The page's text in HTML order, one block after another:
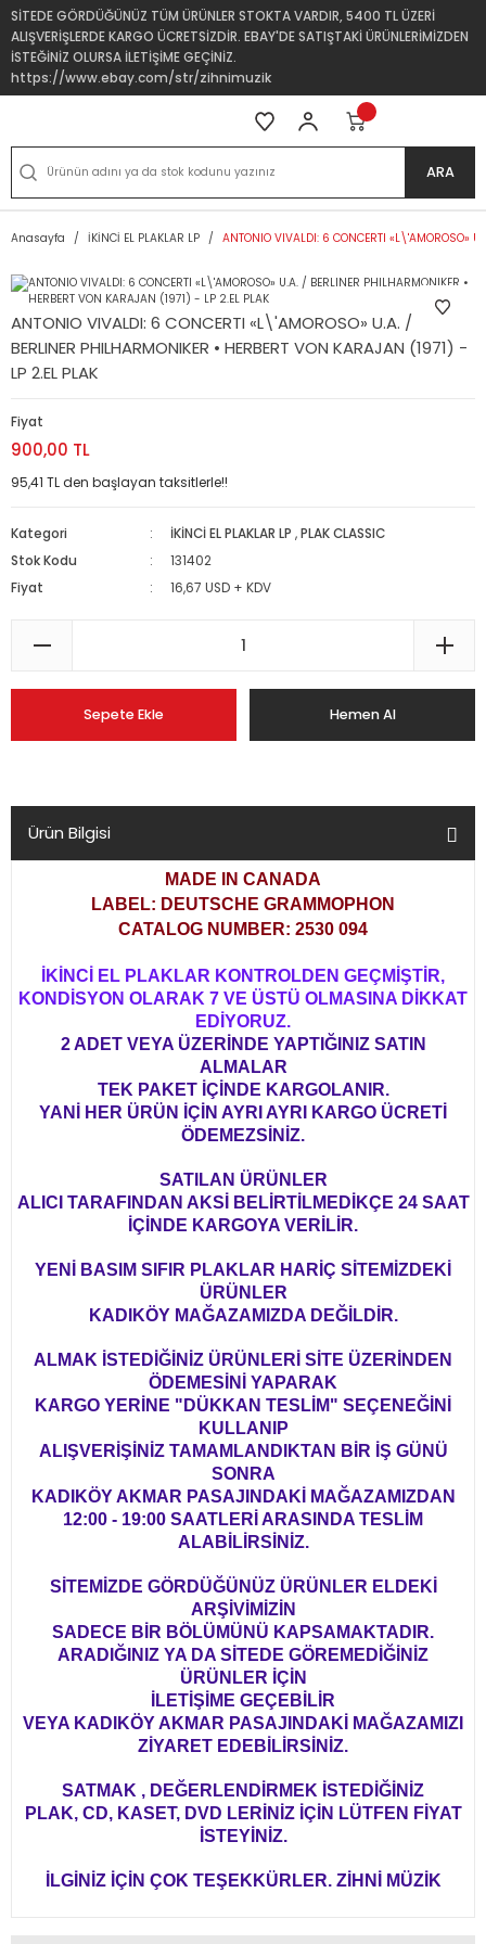
SİTEDE GÖRDÜĞÜNÜZ TÜM ÜRÜNLER STOKTA VARDIR, 5400 TL ÜZERİ
ALIŞVERİŞLERDE KARGO ÜCRETSİZDİR. EBAY'DE SATIŞTAKİ ÜRÜNLERİMİZDEN
İSTEĞİNİZ OLURSA İLETİŞİME GEÇİNİZ.
https://www.ebay.com/str/zihnimuzik
ARA
Anasayfa İKİNCİ EL PLAKLAR LP ANTONIO VIVALDI: 6 CONCERTI «L\'AMOROSO»
ANTONIO VIVALDI: 6 CONCERTI «L\'AMOROSO» U.A. /
BERLINER PHILHARMONIKER • HERBERT VON KARAJAN (1971) -
LP 2.EL PLAK
Fiyat
900,00 TL
95,41 TL den başlayan taksitlerle!!
Kategori İKİNCİ EL PLAKLAR LP ,PLAK CLASSIC
Stok Kodu
131402
Fiyat
16,67 USD + KDV
Sepete Ekle Hemen Al
Ürün Bilgisi
MADE IN CANADA
LABEL: DEUTSCHE GRAMMOPHON
CATALOG NUMBER: 2530 094
İKİNCİ EL PLAKLAR KONTROLDEN GEÇMİŞTİR,
KONDİSYON OLARAK 7 VE ÜSTÜ OLMASINA DİKKAT
EDİYORUZ.
2 ADET VEYA ÜZERİNDE YAPTIĞINIZ SATIN
ALMALAR
TEK PAKET İÇİNDE KARGOLANIR.
YANİ HER ÜRÜN İÇİN AYRI AYRI KARGO ÜCRETİ
ÖDEMEZSİNİZ.
SATILAN ÜRÜNLER
ALICI TARAFINDAN AKSİ BELİRTİLMEDİKÇE 24 SAAT
İÇİNDE KARGOYA VERİLİR.
YENİ BASIM SIFIR PLAKLAR HARİÇ SİTEMİZDEKİ
ÜRÜNLER
KADIKÖY MAĞAZAMIZDA DEĞİLDİR.
ALMAK İSTEDİĞİNİZ ÜRÜNLERİ SİTE ÜZERİNDEN
ÖDEMESİNİ YAPARAK
KARGO YERİNE "DÜKKAN TESLİM" SEÇENEĞİNİ
KULLANIP
ALIŞVERİŞİNİZ TAMAMLANDIKTAN BİR İŞ GÜNÜ
SONRA
KADIKÖY AKMAR PASAJINDAKİ MAĞAZAMIZDAN
12:00 - 19:00 SAATLERİ ARASINDA TESLİM
ALABİLİRSİNİZ.
SİTEMİZDE GÖRDÜĞÜNÜZ ÜRÜNLER ELDEKİ
ARŞİVİMİZİN
SADECE BİR BÖLÜMÜNÜ KAPSAMAKTADIR.
ARADIĞINIZ YA DA SİTEDE GÖREMEDİĞİNİZ
ÜRÜNLER İÇİN
İLETİŞİME GEÇEBİLİR
VEYA KADIKÖY AKMAR PASAJINDAKİ MAĞAZAMIZI
ZİYARET EDEBİLİRSİNİZ.
SATMAK , DEĞERLENDİRMEK İSTEDİĞİNİZ
PLAK, CD, KASET, DVD LERİNİZ İÇİN LÜTFEN FİYAT
İSTEYİNİZ.
İLGİNİZ İÇİN ÇOK TEŞEKKÜRLER. ZİHNİ MÜZİK